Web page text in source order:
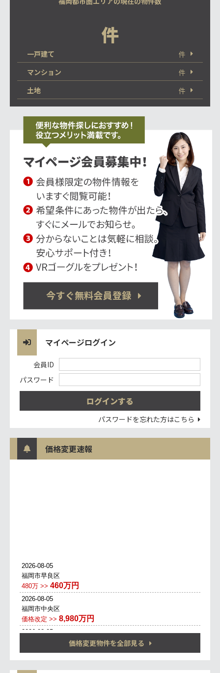
件
一戸建て
件
マンション
件
土地
件
マイページログイン
会員ID
パスワード
パスワードを忘れた方はこちら
価格変更速報
価格変更物件を全部見る